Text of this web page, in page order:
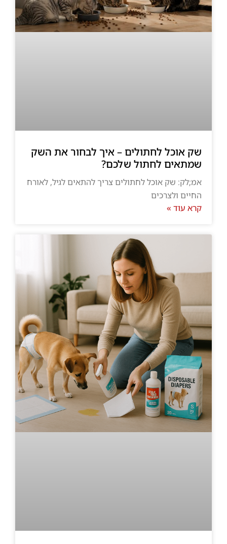
שק אוכל לחתולים – איך לבחור את השק
שמתאים לחתול שלכם?
אמ;לק: שק אוכל לחתולים צריך להתאים לגיל, לאורח
החיים ולצרכים
קרא עוד »